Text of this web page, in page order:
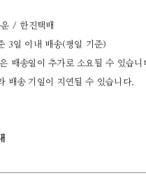
/ 한진택배
3일 이내 배송(평일 기준)
배송일이 추가로 소요될 수 있습니
배송 기일이 지연될 수 있습니다.